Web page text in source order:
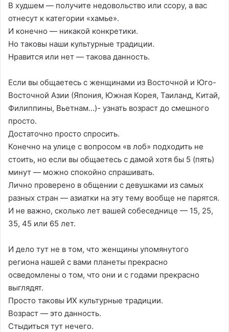
В худшем — получите недовольство или ссору, а вас
отнесут к категории «хамье».
И конечно — никакой конкретики.
Но таковы наши культурные традиции.
Нравится или нет — такова данность.
Если вы общаетесь с женщинами из Восточной и Юго-
Восточной Азии (Япония, Южная Корея, Таиланд, Китай,
Филиппины, Вьетнам…)- узнать возраст до смешного
просто.
Достаточно просто спросить.
Конечно на улице с вопросом «в лоб» подходить не
стоить, но если вы общаетесь с дамой хотя бы 5 (пять)
минут — можно спокойно спрашивать.
Лично проверено в общении с девушками из самых
разных стран — азиатки на эту тему вообще не парятся.
И не важно, сколько лет вашей собеседнице — 15, 25,
35, 45 или 65 лет.
И дело тут не в том, что женщины упомянутого
региона нашей с вами планеты прекрасно
осведомлены о том, что они и с годами прекрасно
выглядят.
Просто таковы ИХ культурные традиции.
Возраст — это данность.
Стыдиться тут нечего.